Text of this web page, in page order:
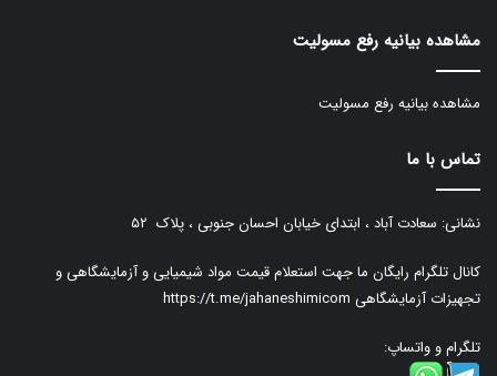
مشاهده بیانیه رفع مسولیت
مشاهده بیانیه رفع مسولیت
تماس با ما
نشانی: سعادت آباد ، ابتدای خیابان احسان جنوبی ، پلاک ۵۲
کانال تلگرام رایگان ما جهت استعلام قیمت مواد شیمیایی و آزمایشگاهی و
تجهیزات آزمایشگاهی https://t.me/jahaneshimicom
تلگرام و واتساپ: